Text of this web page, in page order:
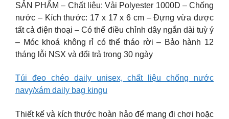
SẢN PHẨM – Chất liệu: Vải Polyester 1000D – Chống
nước – Kích thước: 17 x 17 x 6 cm – Đựng vừa được
tất cả điện thoại – Có thể điều chỉnh dây ngắn dài tuỳ ý
– Móc khoá không rỉ có thể tháo rời – Bảo hành 12
tháng lỗi NSX và đổi trả trong 30 ngày
Túi đeo chéo daily unisex, chất liệu chống nước
navy/xám daily bag kingu
Thiết kế và kích thước hoàn hảo để mang đi chơi hoặc